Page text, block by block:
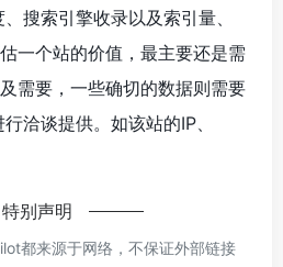
搜索引擎收录以及索引量、
一个站的价值，最主要还是需
需要，一些确切的数据则需要
洽谈提供。如该站的IP、
特别声明
都来源于网络，不保证外部链接